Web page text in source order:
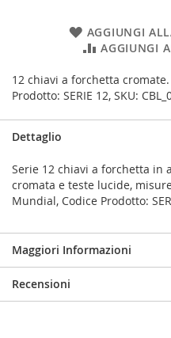
AGGIUNGI
AGGIUNGI
12 chiavi a forchetta
Prodotto: SERIE 12, SKU:
Dettaglio
Serie 12 chiavi a forchetta in
cromata e teste lucide,
Mundial, Codice Prodotto:
Maggiori Informazioni
Recensioni